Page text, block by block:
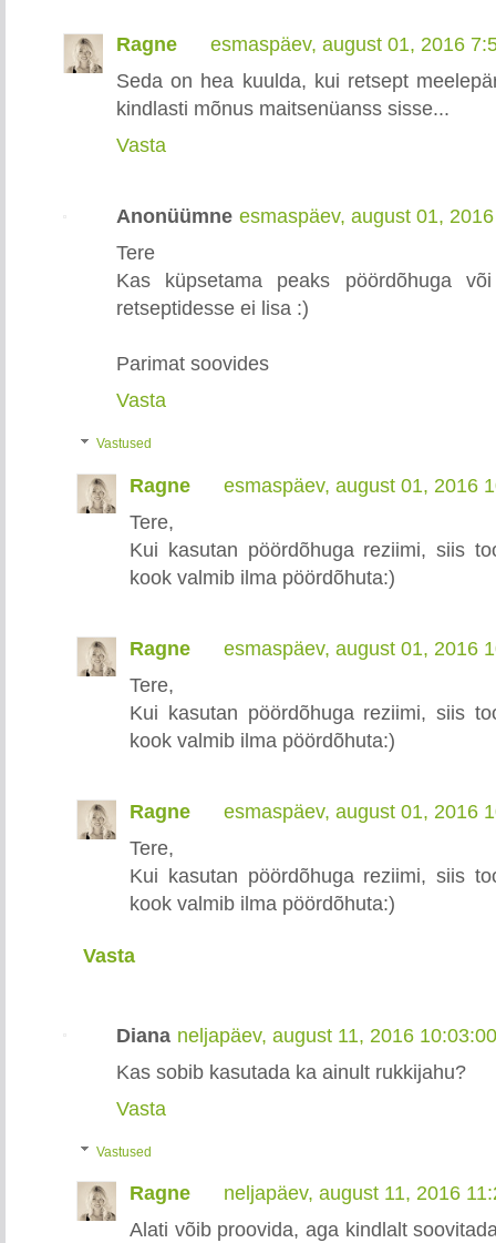
Ragne
esmaspäev, august 01, 2016
Seda on hea kuulda, kui retsept
kindlasti mõnus maitsenüanss sisse...
Vasta
Anonüümne esmaspäev, august 01,
Tere
Kas küpsetama peaks pöördõhuga
retseptidesse ei lisa :)
Parimat soovides
Vasta
Vastused
Ragne
esmaspäev, august 01, 2016
Tere,
Kui kasutan pöördõhuga reziimi, siis
kook valmib ilma pöördõhuta:)
Ragne
esmaspäev, august 01, 2016
Tere,
Kui kasutan pöördõhuga reziimi, siis
kook valmib ilma pöördõhuta:)
Ragne
esmaspäev, august 01, 2016
Tere,
Kui kasutan pöördõhuga reziimi, siis
kook valmib ilma pöördõhuta:)
Vasta
Diana neljapäev, august 11, 2016
Kas sobib kasutada ka ainult rukkijahu?
Vasta
Vastused
Ragne
neljapäev, august 11, 2016
Alati võib proovida, aga kindlalt